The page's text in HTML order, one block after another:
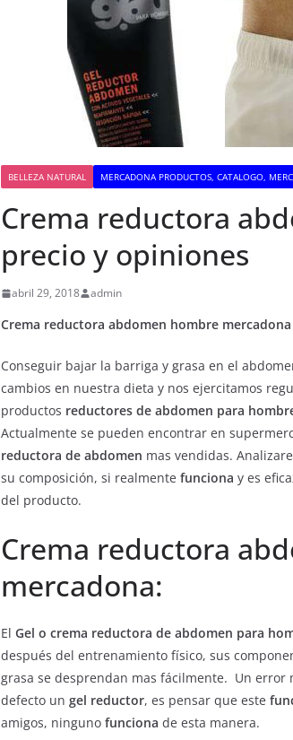
BELLEZA NATURAL MERCADONA PRODUCTOS, CATALOGO,
Crema reductora
precio y opiniones
abril 29, 2018 admin
Crema reductora abdomen hombre
Conseguir bajar la barriga y grasa en el
cambios en nuestra dieta y nos ejercitamos
productos reductores de abdomen para
Actualmente se pueden encontrar en
reductora de abdomen mas vendidas.
su composición, si realmente funciona y es
del producto.
Crema reductora
mercadona:
El Gel o crema reductora de abdomen para
después del entrenamiento físico, sus
grasa se desprendan mas fácilmente. Un
defecto un gel reductor, es pensar que este
amigos, ninguno funciona de esta manera.